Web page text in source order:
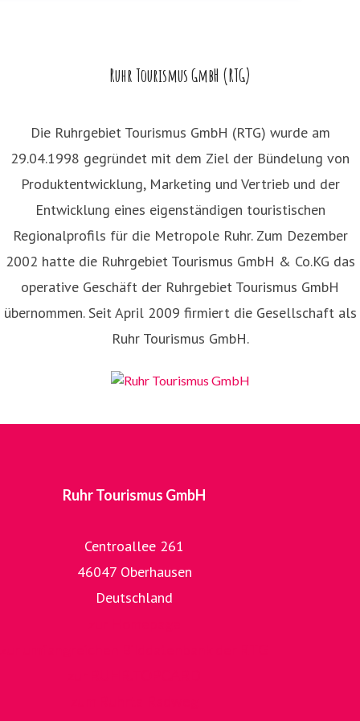
Ruhr Tourismus GmbH (RTG)
Die Ruhrgebiet Tourismus GmbH (RTG) wurde am
29.04.1998 gegründet mit dem Ziel der Bündelung von
Produktentwicklung, Marketing und Vertrieb und der
Entwicklung eines eigenständigen touristischen
Regionalprofils für die Metropole Ruhr. Zum Dezember
2002 hatte die Ruhrgebiet Tourismus GmbH & Co.KG das
operative Geschäft der Ruhrgebiet Tourismus GmbH
übernommen. Seit April 2009 firmiert die Gesellschaft als
Ruhr Tourismus GmbH.
Ruhr Tourismus GmbH
Centroallee 261
46047 Oberhausen
Deutschland